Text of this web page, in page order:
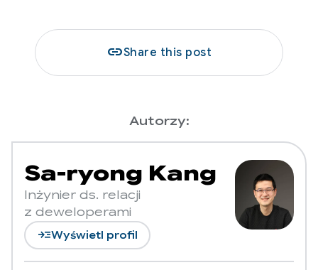
linkShare this post
Autorzy:
Sa-ryong Kang
Inżynier ds. relacji
z deweloperami
read_moreWyświetl profil